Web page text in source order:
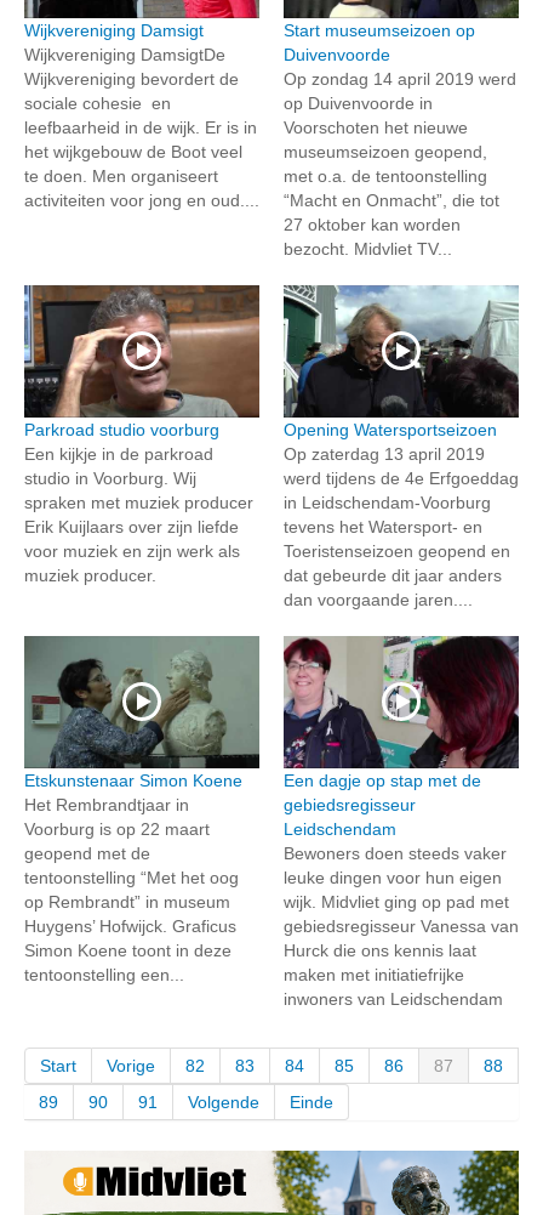
Wijkvereniging Damsigt
Wijkvereniging DamsigtDe
Wijkvereniging bevordert de
sociale cohesie en
leefbaarheid in de wijk. Er is in
het wijkgebouw de Boot veel
te doen. Men organiseert
activiteiten voor jong en oud....
Start museumseizoen op
Duivenvoorde
Op zondag 14 april 2019 werd
op Duivenvoorde in
Voorschoten het nieuwe
museumseizoen geopend,
met o.a. de tentoonstelling
“Macht en Onmacht”, die tot
27 oktober kan worden
bezocht. Midvliet TV...
Parkroad studio voorburg
Een kijkje in de parkroad
studio in Voorburg. Wij
spraken met muziek producer
Erik Kuijlaars over zijn liefde
voor muziek en zijn werk als
muziek producer.
Opening Watersportseizoen
Op zaterdag 13 april 2019
werd tijdens de 4e Erfgoeddag
in Leidschendam-Voorburg
tevens het Watersport- en
Toeristenseizoen geopend en
dat gebeurde dit jaar anders
dan voorgaande jaren....
Etskunstenaar Simon Koene
Het Rembrandtjaar in
Voorburg is op 22 maart
geopend met de
tentoonstelling “Met het oog
op Rembrandt” in museum
Huygens’ Hofwijck. Graficus
Simon Koene toont in deze
tentoonstelling een...
Een dagje op stap met de
gebiedsregisseur
Leidschendam
Bewoners doen steeds vaker
leuke dingen voor hun eigen
wijk. Midvliet ging op pad met
gebiedsregisseur Vanessa van
Hurck die ons kennis laat
maken met initiatiefrijke
inwoners van Leidschendam
Start Vorige 82 83 84 85 86 87
88
89
90 91 Volgende Einde